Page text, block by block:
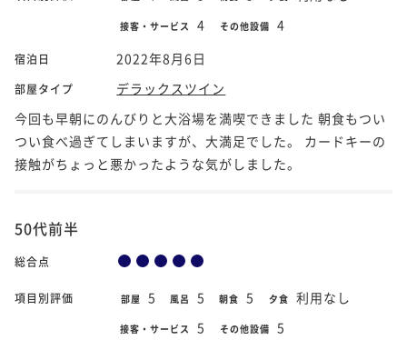
接客・サービス 4 その他設備 4
宿泊日 2022年8月6日
部屋タイプ
デラックスツイン
今回も早朝にのんびりと大浴場を満喫できました 朝食もつい
つい食べ過ぎてしまいますが、大満足でした。 カードキーの
接触がちょっと悪かったような気がしました。
50代前半
総合点
項目別評価 部屋 5 風呂 5 朝食 5 夕食 利用なし
接客・サービス 5 その他設備 5